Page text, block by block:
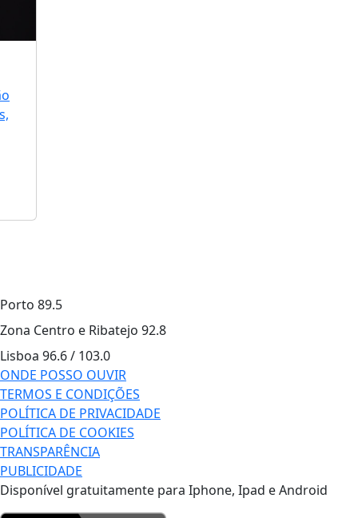
Porto 89.5
Zona Centro e Ribatejo 92.8
Lisboa 96.6 / 103.0
ONDE POSSO OUVIR
TERMOS E CONDIÇÕES
POLÍTICA DE PRIVACIDADE
POLÍTICA DE COOKIES
TRANSPARÊNCIA
PUBLICIDADE
Disponível gratuitamente para Iphone, Ipad e Android